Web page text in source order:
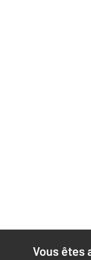
Vous êtes